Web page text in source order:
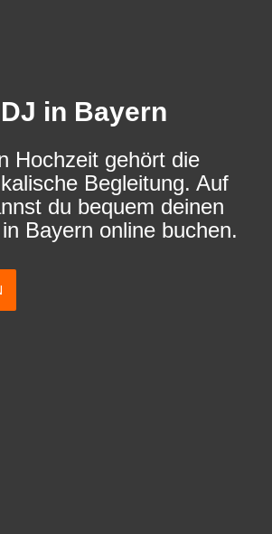
in Bayern
Hochzeit gehört die
Begleitung. Auf
du bequem deinen
Bayern online buchen.